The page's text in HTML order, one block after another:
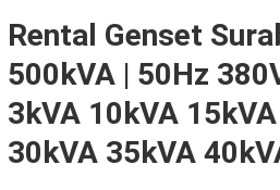
Rental Genset
500kVA | 50Hz
3kVA 10kVA
30kVA 35kVA